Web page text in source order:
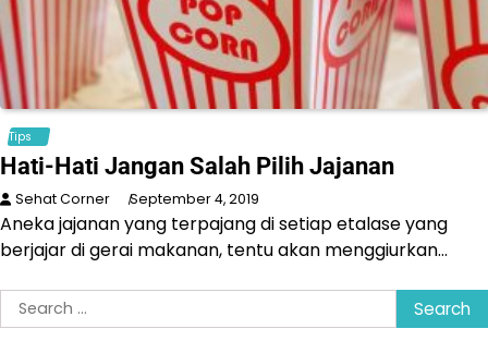
Tips
Hati-Hati Jangan Salah Pilih Jajanan
Sehat Corner September 4, 2019
Aneka jajanan yang terpajang di setiap etalase yang
berjajar di gerai makanan, tentu akan menggiurkan…
Search
for: